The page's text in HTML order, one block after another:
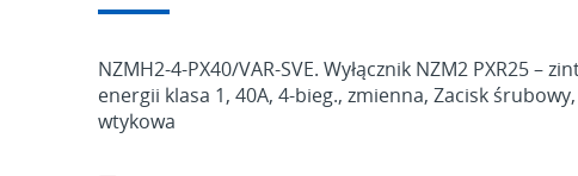
NZMH2-4-PX40/VAR-SVE. Wyłącznik NZM2 PXR25 –
energii klasa 1, 40A, 4-bieg., zmienna, Zacisk
wtykowa